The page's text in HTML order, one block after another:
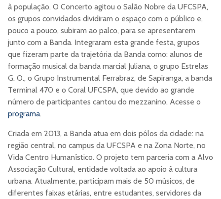
à população. O Concerto agitou o Salão Nobre da UFCSPA,
os grupos convidados dividiram o espaço com o público e,
pouco a pouco, subiram ao palco, para se apresentarem
junto com a Banda. Integraram esta grande festa, grupos
que fizeram parte da trajetória da Banda como: alunos de
formação musical da banda marcial Juliana, o grupo Estrelas
G. O., o Grupo Instrumental Ferrabraz, de Sapiranga, a banda
Terminal 470 e o Coral UFCSPA, que devido ao grande
número de participantes cantou do mezzanino. Acesse o
programa.
Criada em 2013, a Banda atua em dois pólos da cidade: na
região central, no campus da UFCSPA e na Zona Norte, no
Vida Centro Humanístico. O projeto tem parceria com a Alvo
Associação Cultural, entidade voltada ao apoio à cultura
urbana. Atualmente, participam mais de 50 músicos, de
diferentes faixas etárias, entre estudantes, servidores da